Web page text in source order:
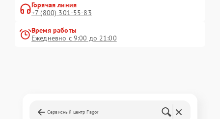
Горячая линия
+7 (800) 301-55-83
Время работы
Ежедневно с 9:00 до 21:00
Сервисный центр Fagor